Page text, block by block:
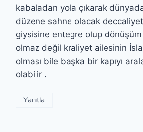
kabaladan yola çıkarak
düzene sahne olacak
giysisine entegre olup
olmaz değil kraliyet ailesinin
olması bile başka bir kapıyı
olabilir .
Yanıtla